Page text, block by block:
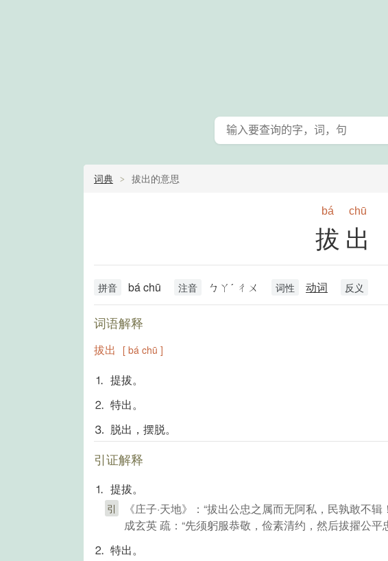
词典 拔出的意思
bá chū
拔出
拼音 bá chū 注音 ㄅㄚˊ ㄔㄨ 词性 动词 反义
词语解释
拔出 [ bá chū ]
⒈ 提拔。
⒉ 特出。
⒊ 脱出，摆脱。
引证解释
⒈ 提拔。
引
《庄子·天地》：“拔出公忠之属而无阿私，民孰敢不辑
成玄英 疏：“先须躬服恭敬，俭素清约，然后拔擢公
⒉ 特出。